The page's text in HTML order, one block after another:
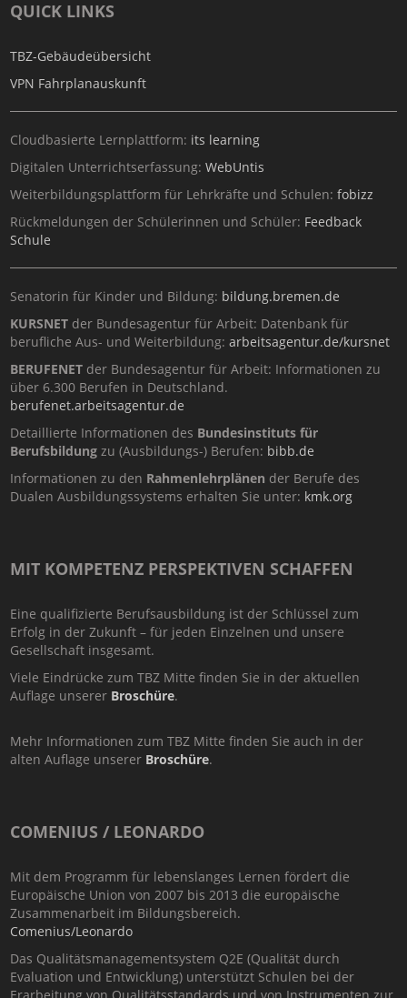
QUICK LINKS
TBZ-Gebäudeübersicht
VPN Fahrplanauskunft
Cloudbasierte Lernplattform: its learning
Digitalen Unterrichtserfassung:WebUntis
Weiterbildungsplattform für Lehrkräfte und Schulen:fobizz
Rückmeldungen der Schülerinnen und Schüler: Feedback
Schule
Senatorin für Kinder und Bildung: bildung.bremen.de
KURSNET der Bundesagentur für Arbeit: Datenbank für
berufliche Aus- und Weiterbildung:arbeitsagentur.de/kursnet
BERUFENET der Bundesagentur für Arbeit: Informationen zu
über 6.300 Berufen in Deutschland.
berufenet.arbeitsagentur.de
Detaillierte Informationen des Bundesinstituts für
Berufsbildungzu (Ausbildungs-) Berufen: bibb.de
Informationen zu den Rahmenlehrplänen der Berufe des
Dualen Ausbildungssystems erhalten Sie unter: kmk.org
MIT KOMPETENZ PERSPEKTIVEN SCHAFFEN
Eine qualifizierte Berufsausbildung ist der Schlüssel zum
Erfolg in der Zukunft – für jeden Einzelnen und unsere
Gesellschaft insgesamt.
Viele Eindrücke zum TBZ Mitte finden Sie in der aktuellen
Auflage unserer Broschüre.
Mehr Informationen zum TBZ Mitte finden Sie auch in der
alten Auflage unserer Broschüre.
COMENIUS / LEONARDO
Mit dem Programm für lebenslanges Lernen fördert die
Europäische Union von 2007 bis 2013 die europäische
Zusammenarbeit im Bildungsbereich.
Comenius/Leonardo
Das Qualitätsmanagementsystem Q2E (Qualität durch
Evaluation und Entwicklung) unterstützt Schulen bei der